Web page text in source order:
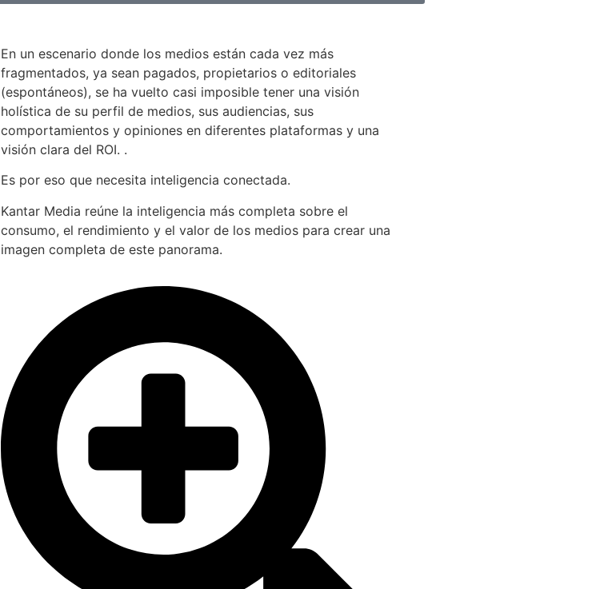
En un escenario donde los medios están cada vez más
fragmentados, ya sean pagados, propietarios o editoriales
(espontáneos), se ha vuelto casi imposible tener una visión
holística de su perfil de medios, sus audiencias, sus
comportamientos y opiniones en diferentes plataformas y una
visión clara del ROI. .
Es por eso que necesita inteligencia conectada.
Kantar Media reúne la inteligencia más completa sobre el
consumo, el rendimiento y el valor de los medios para crear una
imagen completa de este panorama.